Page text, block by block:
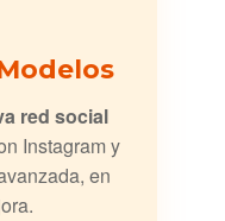
red social
Instagram y
en